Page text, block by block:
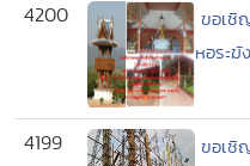
4200
ขอเชิ
หอระ
4199
ขอเชิ